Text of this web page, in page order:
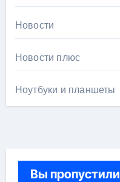
Новости
Новости плюс
Ноутбуки и планшеты
Вы пропустили